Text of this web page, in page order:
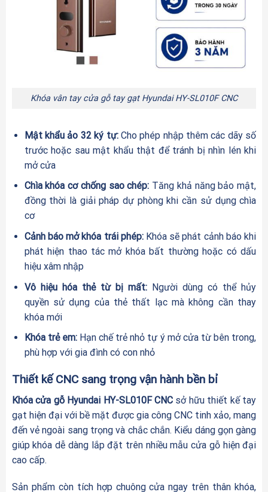
Khóa vân tay cửa gỗ tay gạt Hyundai HY-SL010F CNC
Mật khẩu ảo 32 ký tự:Cho phép nhập thêm các dãy số
trước hoặc sau mật khẩu thật để tránh bị nhìn lén khi
mở cửa
Chìa khóa cơ chống sao chép: Tăng khả năng bảo mật,
đồng thời là giải pháp dự phòng khi cần sử dụng chìa
cơ
Cảnh báo mở khóa trái phép:Khóa sẽ phát cảnh báo khi
phát hiện thao tác mở khóa bất thường hoặc có dấu
hiệu xâm nhập
Vô hiệu hóa thẻ từ bị mất:Người dùng có thể hủy
quyền sử dụng của thẻ thất lạc mà không cần thay
khóa mới
Khóa trẻ em:Hạn chế trẻ nhỏ tự ý mở cửa từ bên trong,
phù hợp với gia đình có con nhỏ
Thiết kế CNC sang trọng vận hành bền bỉ
Khóa cửa gỗ Hyundai HY-SL010F CNC sở hữu thiết kế tay
gạt hiện đại với bề mặt được gia công CNC tinh xảo, mang
đến vẻ ngoài sang trọng và chắc chắn. Kiểu dáng gọn gàng
giúp khóa dễ dàng lắp đặt trên nhiều mẫu cửa gỗ hiện đại
cao cấp.
Sản phẩm còn tích hợp chuông cửa ngay trên thân khóa,